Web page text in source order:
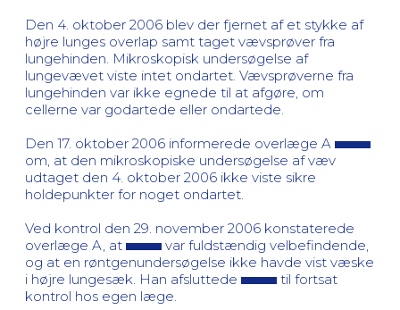
Den 4. oktober 2006 blev der fjernet af et stykke af
højre lunges overlap samt taget vævsprøver fra
lungehinden. Mikroskopisk undersøgelse af
lungevævet viste intet ondartet. Vævsprøverne fra
lungehinden var ikke egnede til at afgøre, om
cellerne var godartede eller ondartede.
Den 17. oktober 2006 informerede overlæge A
om, at den mikroskopiske undersøgelse af væv
udtaget den 4. oktober 2006 ikke viste sikre
holdepunkter for noget ondartet.
Ved kontrol den 29. november 2006 konstaterede
overlæge A, at
var fuldstændig velbefindende,
og at en røntgenundersøgelse ikke havde vist væske
i højre lungesæk. Han afsluttede
til fortsat
kontrol hos egen læge.